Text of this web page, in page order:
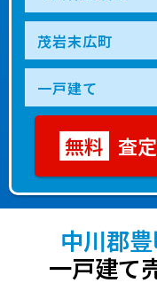
査
中川郡
一戸建て